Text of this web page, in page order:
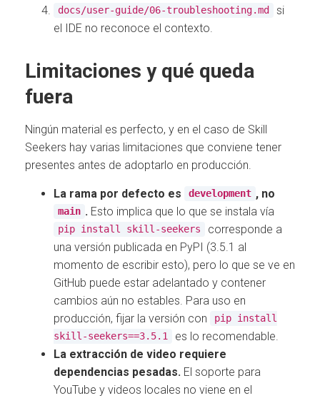
docs/user-guide/06-troubleshooting.md
si
el IDE no reconoce el contexto.
Limitaciones y qué queda
fuera
Ningún material es perfecto, y en el caso de Skill
Seekers hay varias limitaciones que conviene tener
presentes antes de adoptarlo en producción.
La rama por defecto es development , no
main . Esto implica que lo que se instala vía
pip install skill-seekers
corresponde a
una versión publicada en PyPI (3.5.1 al
momento de escribir esto), pero lo que se ve en
GitHub puede estar adelantado y contener
cambios aún no estables. Para uso en
producción, fijar la versión con
pip install
skill-seekers==3.5.1
es lo recomendable.
La extracción de video requiere
dependencias pesadas. El soporte para
YouTube y videos locales no viene en el